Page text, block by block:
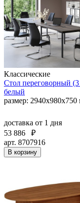
Классические
Стол переговорный
белый
размер:
доставка от 1 дня
53 886
₽
арт. 8707916
В корзину